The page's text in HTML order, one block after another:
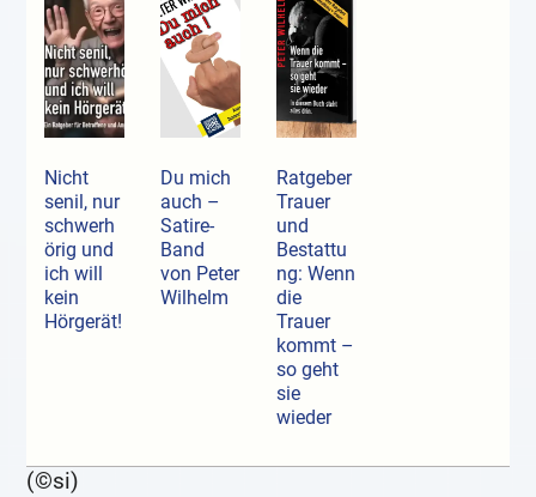
Nicht
senil, nur
schwerh
örig und
ich will
kein
Hörgerät!
Du mich
auch –
Satire-
Band
von Peter
Wilhelm
Ratgeber
Trauer
und
Bestattu
ng: Wenn
die
Trauer
kommt –
so geht
sie
wieder
(©si)